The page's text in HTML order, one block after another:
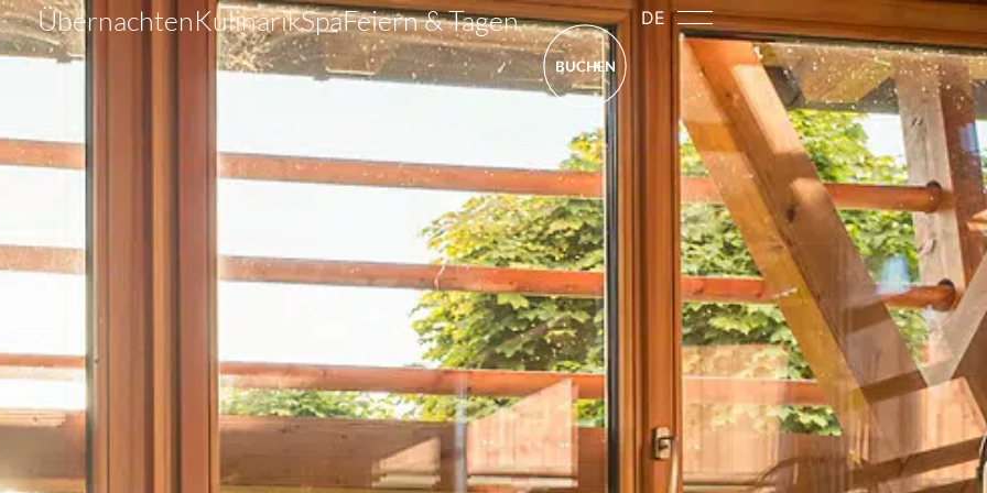
ÜbernachtenKulinarikSpaFeiern & Tagen
BUCHEN
DE